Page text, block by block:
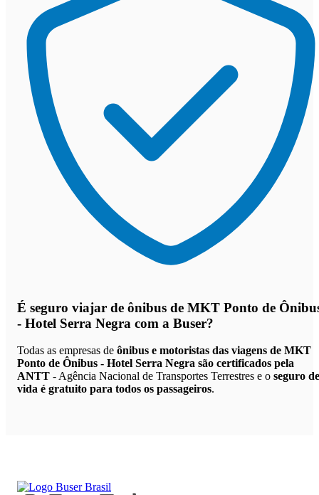
É seguro viajar de ônibus de MKT Ponto de
- Hotel Serra Negra com a Buser?
Todas as empresas de ônibus e motoristas das viagens de MKT
Ponto de Ônibus - Hotel Serra Negra são certificados pela
ANTT - Agência Nacional de Transportes Terrestres e o seguro de
vida é gratuito para todos os passageiros.